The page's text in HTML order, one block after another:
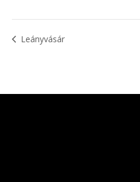
Leányvásár